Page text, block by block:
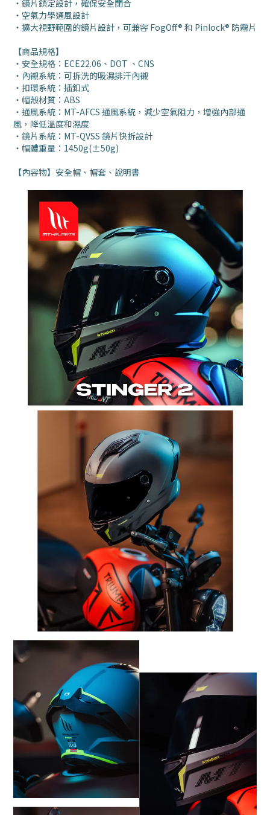
・鏡片鎖定設計，確保安全閉合
・空氣力學通風設計
・擴大視野範圍的鏡片設計，可兼容 FogOff® 和 Pinlock® 防霧片
【商品規格】
・安全規格：ECE22.06、DOT 、CNS
・內襯系統：可拆洗的吸濕排汗內襯
・扣環系統：插釦式
・帽殼材質：ABS
・通風系統：MT-AFCS 通風系統，減少空氣阻力，增強內部通
風，降低溫度和濕度
・鏡片系統：MT-QVSS 鏡片快拆設計
・帽體重量：1450g(±50g)
【內容物】安全帽、帽套、說明書